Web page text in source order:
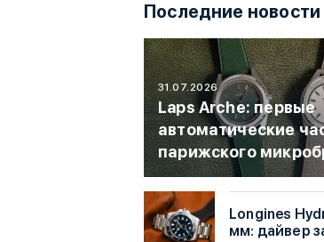
Последние новости
31.07.2026
Laps Arche: первые
автоматические
парижского
Longines
мм: дайвер